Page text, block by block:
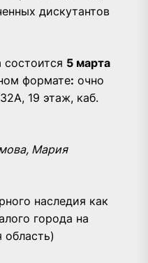
дискутантов
5 марта
формате: очно
19 этаж, каб.
Мария
наследия как
города на